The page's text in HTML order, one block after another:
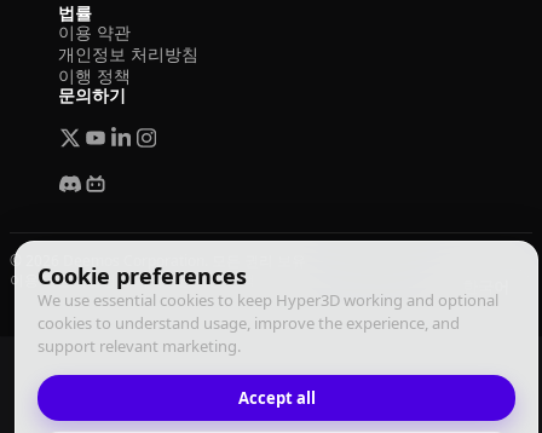
Cookie preferences
We use essential cookies to keep Hyper3D working and optional
cookies to understand usage, improve the experience, and
support relevant marketing.
Accept all
법률
이용 약관
개인정보 처리방침
이행 정책
문의하기
© 2026 Deemos Corporation. 모든 권리 보유
이용 약관개인정보 처리방침이행 정책